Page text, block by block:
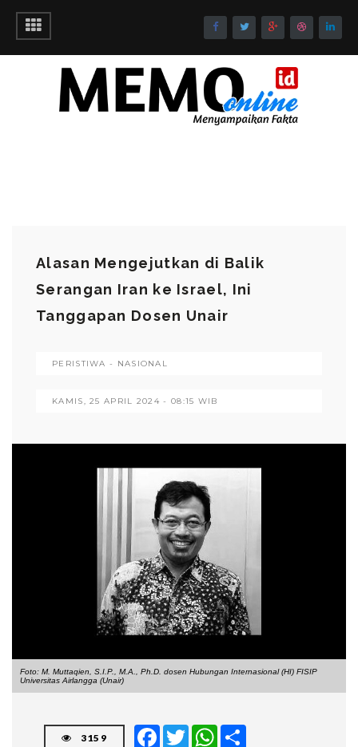
Alasan Mengejutkan di Balik
Serangan Iran ke Israel, Ini
Tanggapan Dosen Unair
PERISTIWA - NASIONAL
KAMIS, 25 APRIL 2024 - 08:15 WIB
Foto: M. Muttaqien, S.I.P., M.A., Ph.D. dosen Hubungan Internasional (HI) FISIP
Universitas Airlangga (Unair)
3159
FacebookTwitter WhatsApp